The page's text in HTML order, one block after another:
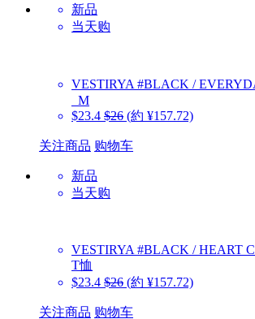
新品
当天购
VESTIRYA #BLACK /
_M
$23.4 $26 (約 ¥157.72)
关注商品 购物车
新品
当天购
VESTIRYA #BLACK / HEART
T恤
$23.4 $26 (約 ¥157.72)
关注商品 购物车